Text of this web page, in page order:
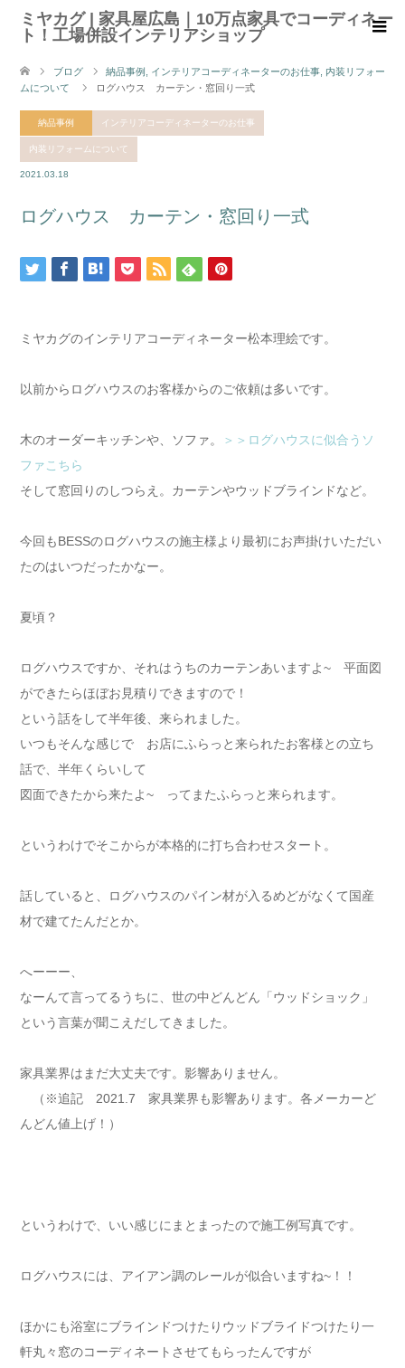
ミヤカグ | 家具屋広島｜10万点家具でコーディネー
ト！工場併設インテリアショップ
ブログ 納品事例 インテリアコーディネーターのお仕事 内装リフォー
ムについて
ログハウス カーテン・窓回り一式
納品事例 インテリアコーディネーターのお仕事
内装リフォームについて
2021.03.18
ログハウス カーテン・窓回り一式
ミヤカグのインテリアコーディネーター松本理絵です。
以前からログハウスのお客様からのご依頼は多いです。
木のオーダーキッチンや、ソファ。
＞＞ログハウスに似合うソ
ファこちら
そして窓回りのしつらえ。カーテンやウッドブラインドなど。
今回もBESSのログハウスの施主様より最初にお声掛けいただい
たのはいつだったかなー。
夏頃？
ログハウスですか、それはうちのカーテンあいますよ~ 平面図
ができたらほぼお見積りできますので！
という話をして半年後、来られました。
いつもそんな感じで お店にふらっと来られたお客様との立ち
話で、半年くらいして
図面できたから来たよ~ ってまたふらっと来られます。
というわけでそこからが本格的に打ち合わせスタート。
話していると、ログハウスのパイン材が入るめどがなくて国産
材で建てたんだとか。
へーーー、
なーんて言ってるうちに、世の中どんどん「ウッドショック」
という言葉が聞こえだしてきました。
家具業界はまだ大丈夫です。影響ありません。
（※追記 2021.7 家具業界も影響あります。各メーカーど
んどん値上げ！）
というわけで、いい感じにまとまったので施工例写真です。
ログハウスには、アイアン調のレールが似合いますね~！！
ほかにも浴室にブラインドつけたりウッドブライドつけたり一
軒丸々窓のコーディネートさせてもらったんですが